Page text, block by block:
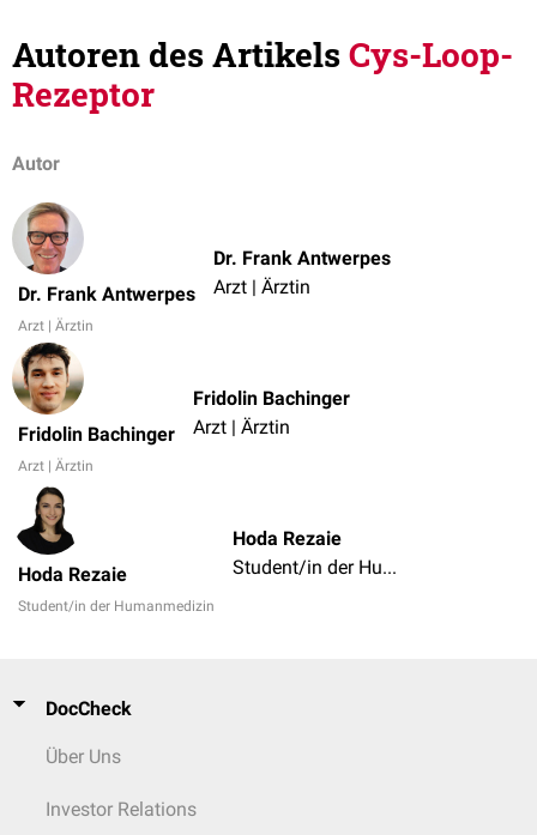
Autoren des ArtikelsCys-Loop-
Rezeptor
Autor
Dr. Frank Antwerpes
Arzt | Ärztin
Dr. Frank Antwerpes
Arzt | Ärztin
Fridolin Bachinger
Arzt | Ärztin
Fridolin Bachinger
Arzt | Ärztin
Hoda Rezaie
Student/in der Humanmedizin
Hoda Rezaie
Student/in der Humanmedizin
DocCheck
Über Uns
Investor Relations